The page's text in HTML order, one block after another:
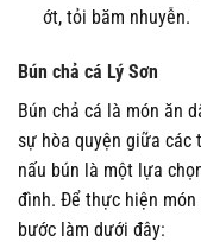
ớt, tỏi băm nhuyễn.
Bún chả cá Lý Sơn
Bún chả cá là món ăn
sự hòa quyện giữa các
nấu bún là một lựa
đình. Để thực hiện
bước làm dưới đây: